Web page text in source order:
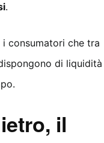
.
consumatori che tra
di liquidità
il